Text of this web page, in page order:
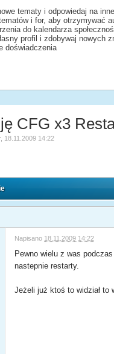
tematy i odpowiedaj na inne
i for, aby otrzymywać
do kalendarza
profil i zdobywaj nowych
doświadczenia
CFG x3
18.11.2009 14:22
Napisano 18.11.2009 14:22
Pewno wielu z was
nastepnie restarty.
Jeżeli już ktoś to widział to